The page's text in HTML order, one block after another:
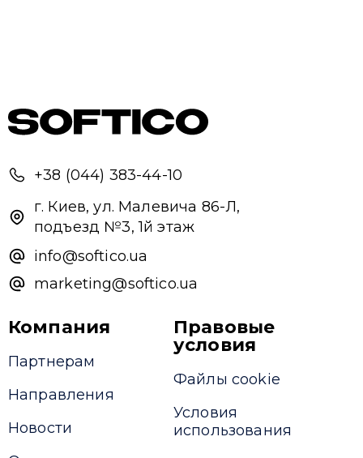
+38 (044) 383-44-10
г. Киев, ул. Малевича 86-Л,
подъезд №3, 1й этаж
info@softico.ua
marketing@softico.ua
Компания
Партнерам
Направления
Новости
Правовые
условия
Файлы cookie
Условия
использования